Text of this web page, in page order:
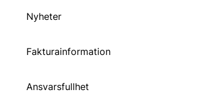
Nyheter
Fakturainformation
Ansvarsfullhet